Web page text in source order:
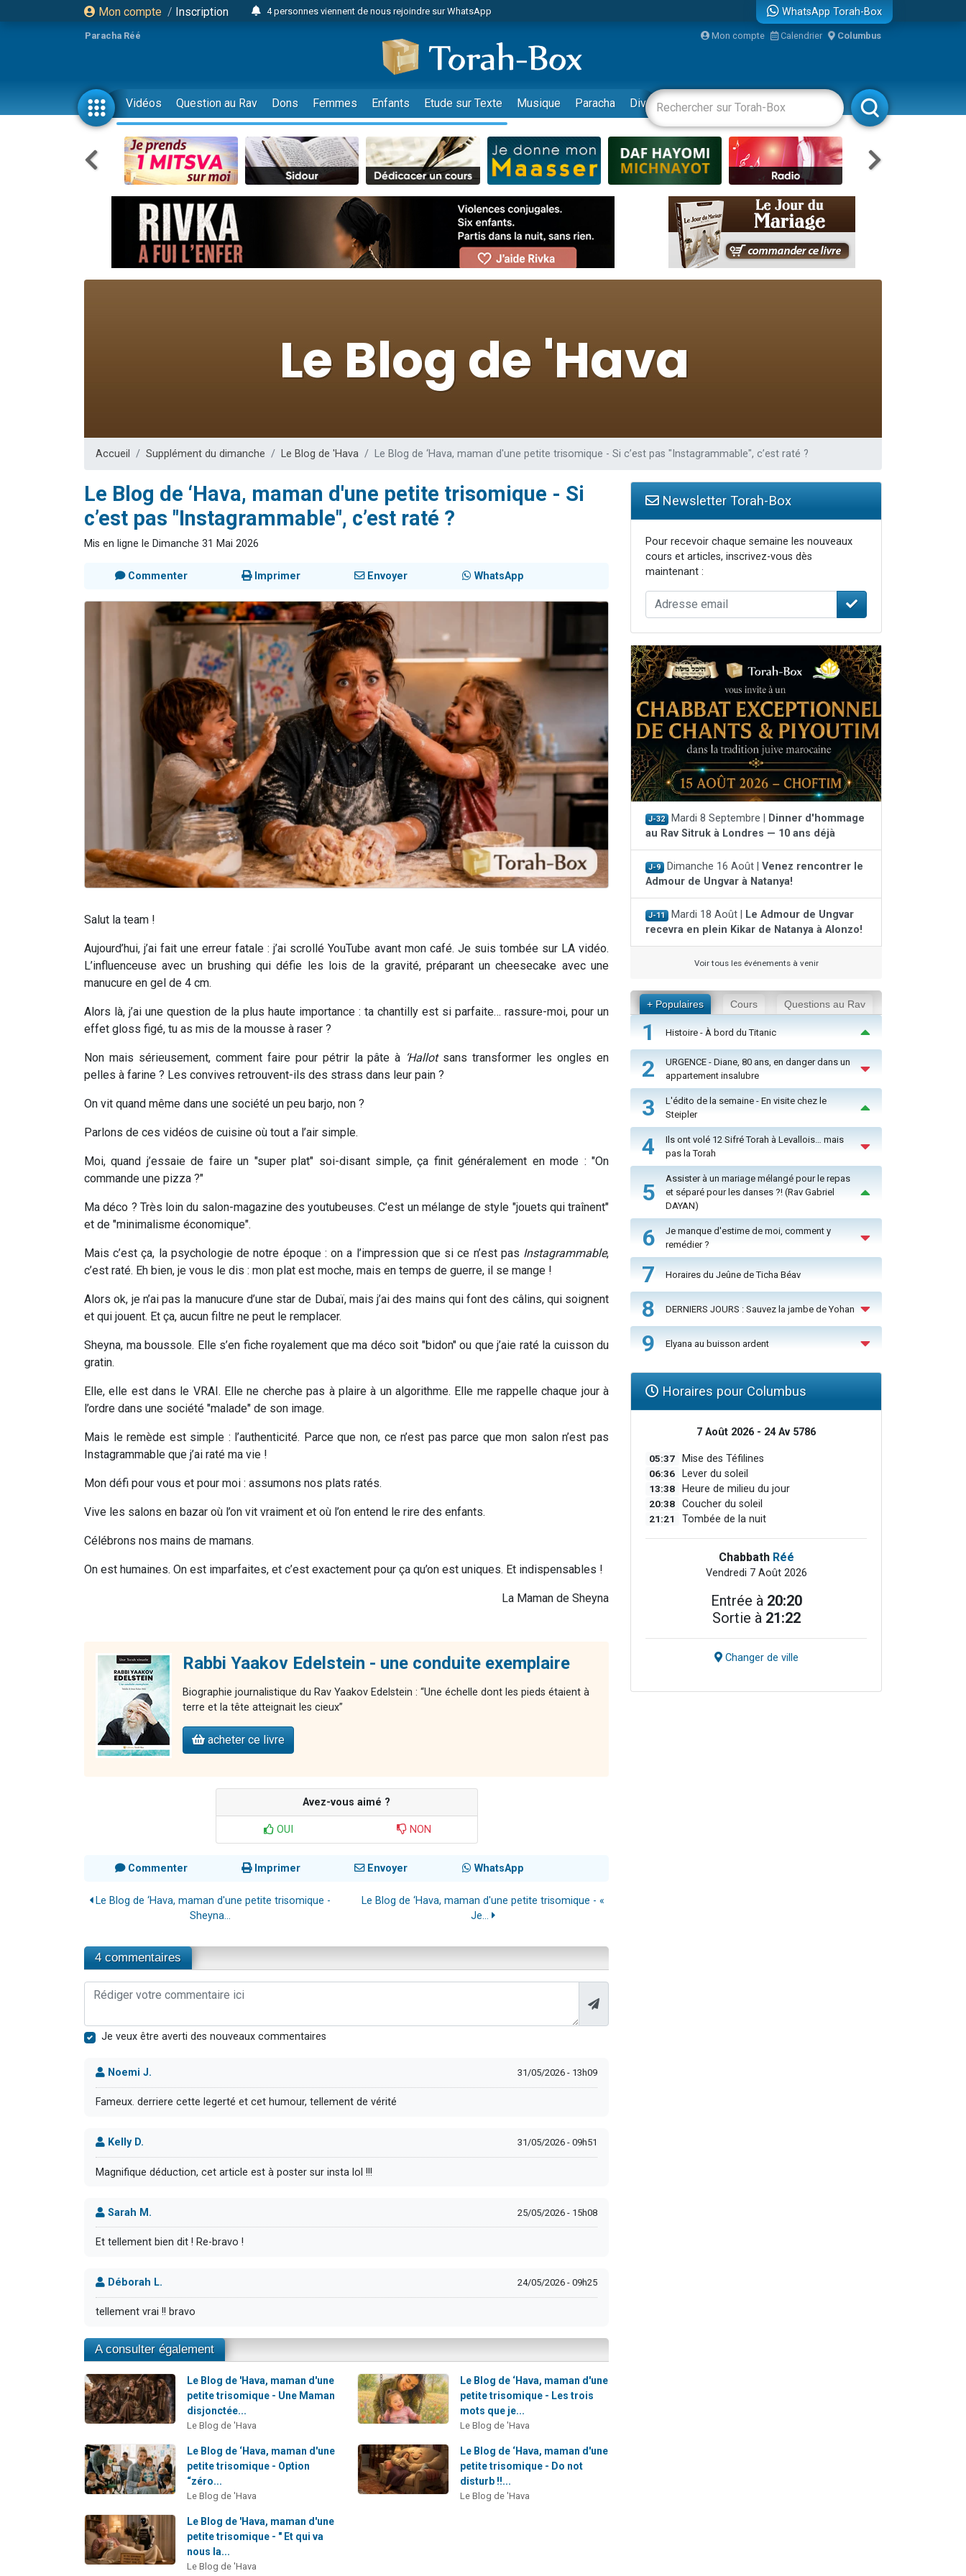
Mon compte / Inscription
4 personnes viennent de nous rejoindre sur WhatsApp
Odaya vient de donner son Maasser
3 personnes viennent de faire un don pour 5 jours de vacances aux Orphelins
3 personnes viennent de faire un don pour Diane, 80 ans, dans un appartement insalubre
13 personnes viennent de demander une bénédiction
2 personnes viennent de nous rejoindre sur WhatsApp
30 personnes viennent de faire un don pour Sauvez la jambe de Yohan
Il reste 49 places pour étudier en groupe sur Zoom
12 nouvelles musiques dans Torah-Box Music
3 personnes viennent de nous rejoindre sur WhatsApp
2 personnes viennent de nous rejoindre sur WhatsApp
3 personnes viennent de nous rejoindre sur WhatsApp
61 personnes viennent de demander une bénédiction
Ariel vient de donner son Maasser
WhatsApp Torah-Box
Paracha Réé Mon compte Calendrier Columbus
Vidéos Question au Rav Dons Femmes Enfants Etude sur Texte Musique Paracha Divertissements Livres Rabbanim
Accueil Supplément du dimanche Le Blog de 'Hava Le Blog de ‘Hava, maman d'une petite trisomique - Si c’est pas "Instagrammable", c’est raté ?
Le Blog de ‘Hava, maman d'une petite trisomique - Si
c’est pas "Instagrammable", c’est raté ?
Mis en ligne le Dimanche 31 Mai 2026
Commenter Imprimer Envoyer WhatsApp
Salut la team !
Aujourd’hui, j’ai fait une erreur fatale : j’ai scrollé YouTube avant mon café. Je suis tombée sur LA vidéo.
L’influenceuse avec un brushing qui défie les lois de la gravité, préparant un cheesecake avec une
manucure en gel de 4 cm.
Alors là, j’ai une question de la plus haute importance : ta chantilly est si parfaite… rassure-moi, pour un
effet gloss figé, tu as mis de la mousse à raser ?
Non mais sérieusement, comment faire pour pétrir la pâte à ‘Hallotsans transformer les ongles en
pelles à farine ? Les convives retrouvent-ils des strass dans leur pain ?
On vit quand même dans une société un peu barjo, non ?
Parlons de ces vidéos de cuisine où tout a l’air simple.
Moi, quand j’essaie de faire un "super plat" soi-disant simple, ça finit généralement en mode : "On
commande une pizza ?"
Ma déco ? Très loin du salon-magazine des youtubeuses. C’est un mélange de style "jouets qui traînent"
et de "minimalisme économique".
Mais c’est ça, la psychologie de notre époque : on a l’impression que si ce n’est pas Instagrammable,
c’est raté. Eh bien, je vous le dis : mon plat est moche, mais en temps de guerre, il se mange !
Alors ok, je n’ai pas la manucure d’une star de Dubaï, mais j’ai des mains qui font des câlins, qui soignent
et qui jouent. Et ça, aucun filtre ne peut le remplacer.
Sheyna, ma boussole. Elle s’en fiche royalement que ma déco soit "bidon" ou que j’aie raté la cuisson du
gratin.
Elle, elle est dans le VRAI. Elle ne cherche pas à plaire à un algorithme. Elle me rappelle chaque jour à
l’ordre dans une société "malade" de son image.
Mais le remède est simple : l’authenticité. Parce que non, ce n’est pas parce que mon salon n’est pas
Instagrammable que j’ai raté ma vie !
Mon défi pour vous et pour moi : assumons nos plats ratés.
Vive les salons en bazar où l’on vit vraiment et où l’on entend le rire des enfants.
Célébrons nos mains de mamans.
On est humaines. On est imparfaites, et c’est exactement pour ça qu’on est uniques. Et indispensables !
La Maman de Sheyna
Rabbi Yaakov Edelstein - une conduite exemplaire
Biographie journalistique du Rav Yaakov Edelstein : “Une échelle dont les pieds étaient à
terre et la tête atteignait les cieux”
acheter ce livre
Avez-vous aimé ?
OUI NON
Commenter Imprimer Envoyer WhatsApp
Le Blog de ‘Hava, maman d'une petite trisomique -
Sheyna...
Le Blog de ‘Hava, maman d'une petite trisomique - «
Je...
4 commentaires
Je veux être averti des nouveaux commentaires
Noemi J. 31/05/2026 - 13h09
Fameux. derriere cette legerté et cet humour, tellement de vérité
Kelly D. 31/05/2026 - 09h51
Magnifique déduction, cet article est à poster sur insta lol !!!
Sarah M. 25/05/2026 - 15h08
Et tellement bien dit ! Re-bravo !
Déborah L. 24/05/2026 - 09h25
tellement vrai !! bravo
A consulter également
Le Blog de 'Hava, maman d'une
petite trisomique - Une Maman
disjonctée...
Le Blog de 'Hava
Le Blog de ‘Hava, maman d'une
petite trisomique - Les trois
mots que je...
Le Blog de 'Hava
Le Blog de ‘Hava, maman d'une
petite trisomique - Option
“zéro...
Le Blog de 'Hava
Le Blog de ‘Hava, maman d'une
petite trisomique - Do not
disturb !!...
Le Blog de 'Hava
Le Blog de 'Hava, maman d'une
petite trisomique - " Et qui va
nous la...
Le Blog de 'Hava
Newsletter Torah-Box
Pour recevoir chaque semaine les nouveaux
cours et articles, inscrivez-vous dès
maintenant :
J-32 Mardi 8 Septembre |
Dinner d'hommage
au Rav Sitruk à Londres — 10 ans déjà
J-9 Dimanche 16 Août | Venez rencontrer le
Admour de Ungvar à Natanya!
J-11 Mardi 18 Août |
Le Admour de Ungvar
recevra en plein Kikar de Natanya à Alonzo!
Voir tous les événements à venir
+ Populaires Cours Questions au Rav
1 Histoire - À bord du Titanic
2
URGENCE - Diane, 80 ans, en danger dans un
appartement insalubre
3
L'édito de la semaine - En visite chez le
Steipler
4
Ils ont volé 12 Sifré Torah à Levallois… mais
pas la Torah
5
Assister à un mariage mélangé pour le repas
et séparé pour les danses ?! (Rav Gabriel
DAYAN)
6
Je manque d'estime de moi, comment y
remédier ?
7 Horaires du Jeûne de Ticha Béav
8 DERNIERS JOURS : Sauvez la jambe de Yohan
9 Elyana au buisson ardent
Horaires pour Columbus
7 Août 2026 - 24 Av 5786
05:37 Mise des Téfilines
06:36 Lever du soleil
13:38 Heure de milieu du jour
20:38 Coucher du soleil
21:21 Tombée de la nuit
Chabbath Réé
Vendredi 7 Août 2026
Entrée à 20:20
Sortie à 21:22
Changer de ville